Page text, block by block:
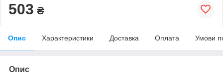
503 ₴
Опис Характеристики Доставка Оплата Умови
Опис